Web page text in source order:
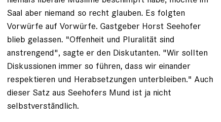
Saal aber niemand so recht glauben. Es folgten
Vorwürfe auf Vorwürfe. Gastgeber Horst Seehofer
blieb gelassen. "Offenheit und Pluralität sind
anstrengend", sagte er den Diskutanten. "Wir sollten
Diskussionen immer so führen, dass wir einander
respektieren und Herabsetzungen unterbleiben." Auch
dieser Satz aus Seehofers Mund ist ja nicht
selbstverständlich.